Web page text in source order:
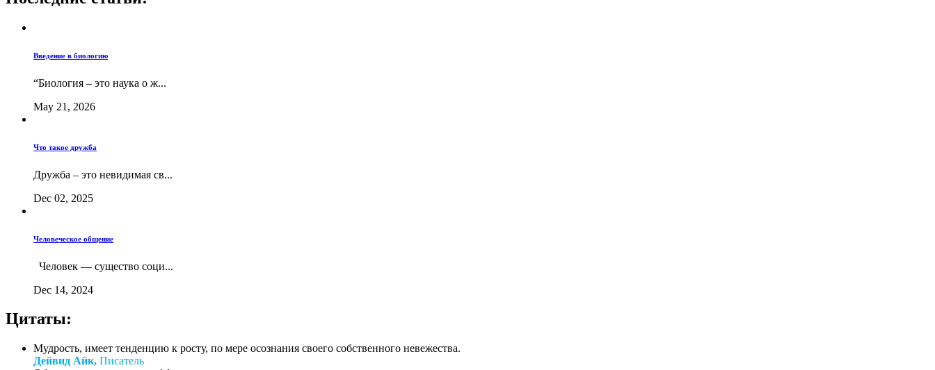
Введение в биологию
“Биология – это наука о ж...
May 21, 2026
Что такое дружба
Дружба – это невидимая св...
Dec 02, 2025
Человеческое общение
Человек — существо соци...
Dec 14, 2024
Цитаты:
Мудрость, имеет тенденцию к росту, по мере осознания своего собственного невежества.
Дейвид Айк, Писатель